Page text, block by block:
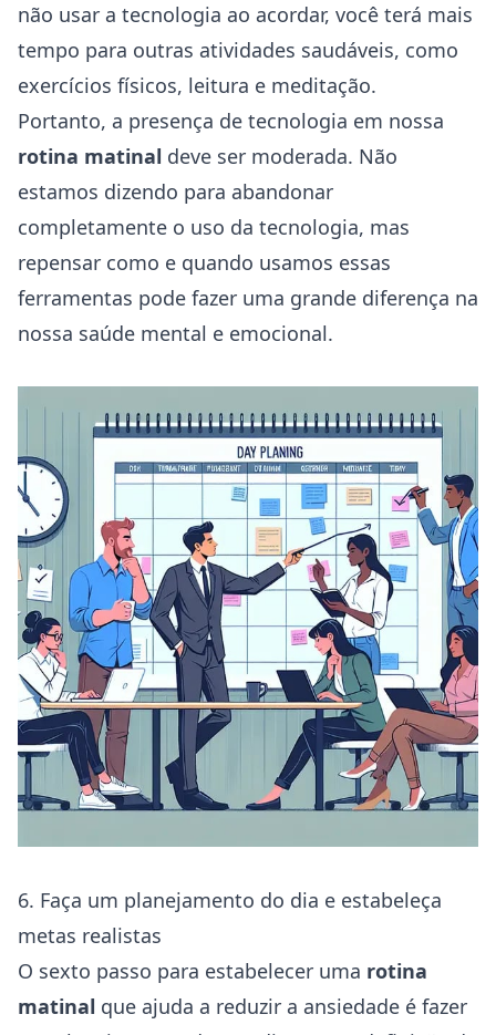
não usar a tecnologia ao acordar, você terá mais
tempo para outras atividades saudáveis, como
exercícios físicos, leitura e meditação.
Portanto, a presença de tecnologia em nossa
rotina matinal deve ser moderada. Não
estamos dizendo para abandonar
completamente o uso da tecnologia, mas
repensar como e quando usamos essas
ferramentas pode fazer uma grande diferença na
nossa saúde mental e emocional.
6. Faça um planejamento do dia e estabeleça
metas realistas
O sexto passo para estabelecer uma rotina
matinal que ajuda a reduzir a ansiedade é fazer